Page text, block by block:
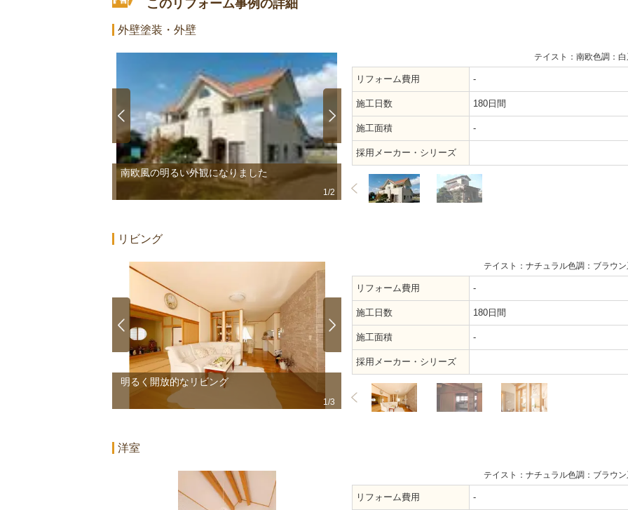
このリフォーム事例の詳細
外壁塗装・外壁
南欧風の明るい外観になりました
1/2
リフォーム前
テイスト：南欧色調：
リフォーム費用 -
施工日数 180日間
施工面積 -
採用メーカー・シリーズ
リビング
明るく開放的なリビング
1/3
リフォーム前
テイスト：ナチュラル色調：ブラウ
リフォーム費用 -
施工日数 180日間
施工面積 -
採用メーカー・シリーズ
洋室
テイスト：ナチュラル色調：ブラウ
リフォーム費用 -